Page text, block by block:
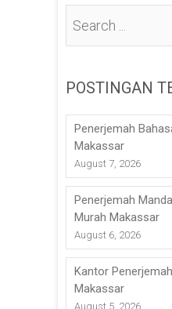
POSTINGAN
Penerjemah
Makassar
August 7, 2026
Penerjemah
Murah Makassar
August 6, 2026
Kantor
Makassar
August 5, 2026